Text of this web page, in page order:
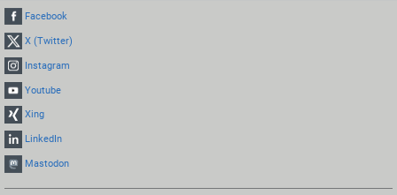
Facebook
X (Twitter)
Instagram
Youtube
Xing
LinkedIn
Mastodon